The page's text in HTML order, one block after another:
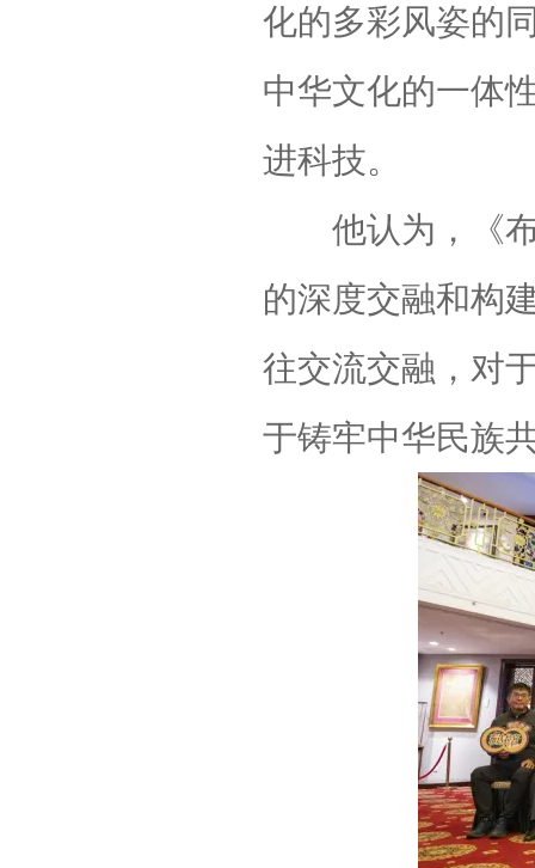
化的多彩风姿的
中华文化的一体
进科技。
他认为，《布
的深度交融和构
往交流交融，对
于铸牢中华民族